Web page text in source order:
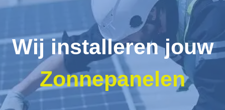
Wij installeren jouw
Zonnepanelen